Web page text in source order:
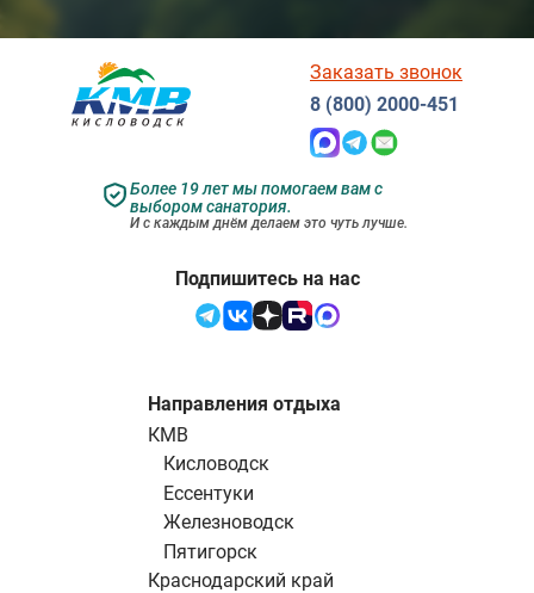
Подпишитесь на нас
Более 19 лет мы помогаем вам с
выбором санатория.
И с каждым днём делаем это чуть лучше.
Заказать звонок
8 (800) 2000-451
Направления отдыха
КМВ
Кисловодск
Ессентуки
Железноводск
Пятигорск
Краснодарский край